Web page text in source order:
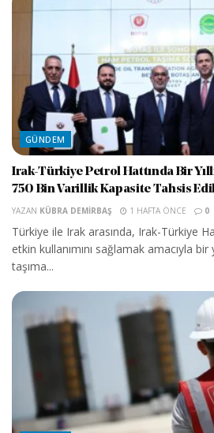
GÜNDEM
Irak-Türkiye Petrol Hattında Bir
750 Bin Varillik Kapasite Tahsis
YAZAN KÜBRA DEMIRBAŞ 1 HAFTA ÖNCE 0
Türkiye ile Irak arasında, Irak-Türkiye
etkin kullanımını sağlamak amacıyla
taşıma...